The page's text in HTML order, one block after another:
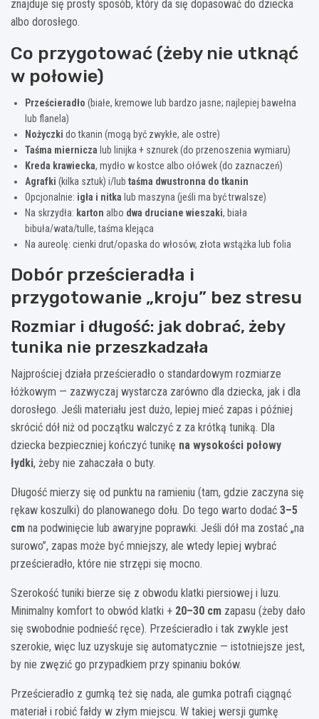
znajduje się prosty sposób, który da się dopasować do dziecka
albo dorosłego.
Co przygotować (żeby nie utknąć
w połowie)
Prześcieradło (białe, kremowe lub bardzo jasne; najlepiej bawełna
lub flanela)
Nożyczki do tkanin (mogą być zwykłe, ale ostre)
Taśma miernicza lub linijka + sznurek (do przenoszenia wymiaru)
Kreda krawiecka, mydło w kostce albo ołówek (do zaznaczeń)
Agrafki (kilka sztuk) i/lub taśma dwustronna do tkanin
Opcjonalnie: igła i nitka lub maszyna (jeśli ma być trwalsze)
Na skrzydła: karton albo dwa druciane wieszaki, biała
bibuła/wata/tulle, taśma klejąca
Na aureolę: cienki drut/opaska do włosów, złota wstążka lub folia
Dobór prześcieradła i
przygotowanie „kroju” bez stresu
Rozmiar i długość: jak dobrać, żeby
tunika nie przeszkadzała
Najprościej działa prześcieradło o standardowym rozmiarze
łóżkowym — zazwyczaj wystarcza zarówno dla dziecka, jak i dla
dorosłego. Jeśli materiału jest dużo, lepiej mieć zapas i później
skrócić dół niż od początku walczyć z za krótką tuniką. Dla
dziecka bezpieczniej kończyć tunikę na wysokości połowy
łydki, żeby nie zahaczała o buty.
Długość mierzy się od punktu na ramieniu (tam, gdzie zaczyna się
rękaw koszulki) do planowanego dołu. Do tego warto dodać 3–5
cm na podwinięcie lub awaryjne poprawki. Jeśli dół ma zostać „na
surowo”, zapas może być mniejszy, ale wtedy lepiej wybrać
prześcieradło, które nie strzępi się mocno.
Szerokość tuniki bierze się z obwodu klatki piersiowej i luzu.
Minimalny komfort to obwód klatki + 20–30 cm zapasu (żeby dało
się swobodnie podnieść ręce). Prześcieradło i tak zwykle jest
szerokie, więc luz uzyskuje się automatycznie — istotniejsze jest,
by nie zwęzić go przypadkiem przy spinaniu boków.
Prześcieradło z gumką też się nada, ale gumka potrafi ciągnąć
materiał i robić fałdy w złym miejscu. W takiej wersji gumkę